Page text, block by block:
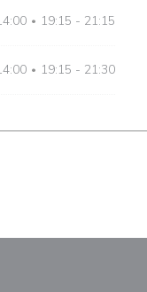
• 19:15 - 21:15
• 19:15 - 21:30